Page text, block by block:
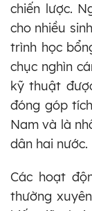
chiến lược.
cho nhiều
trình học
chục nghìn
kỹ thuật
đóng góp
Nam và là
dân hai nước.
Các hoạt
thường